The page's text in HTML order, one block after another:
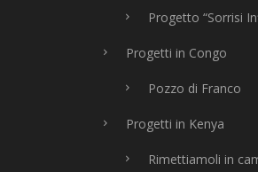
Progetto “Sorrisi
Progetti in Congo
Pozzo di Franco
Progetti in Kenya
Rimettiamoli in